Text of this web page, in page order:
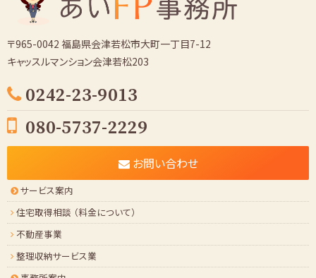
〒965-0042 福島県会津若松市大町一丁目7-12
キャッスルマンション会津若松203
0242-23-9013
080-5737-2229
お問い合わせ
サービス案内
住宅取得相談 （料金について）
不動産事業
整理収納サービス業